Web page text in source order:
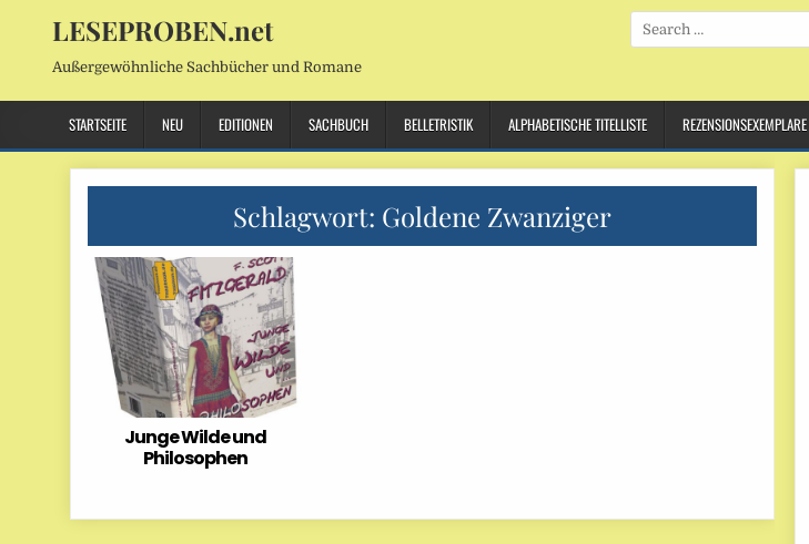
LESEPROBEN.net
Außergewöhnliche Sachbücher und Romane
Search
for:
STARTSEITE NEU EDITIONEN SACHBUCH BELLETRISTIK ALPHABETISCHE TITELLISTE REZENSIONSEXEMPLARE
Schlagwort: Goldene Zwanziger
Junge Wilde und
Philosophen